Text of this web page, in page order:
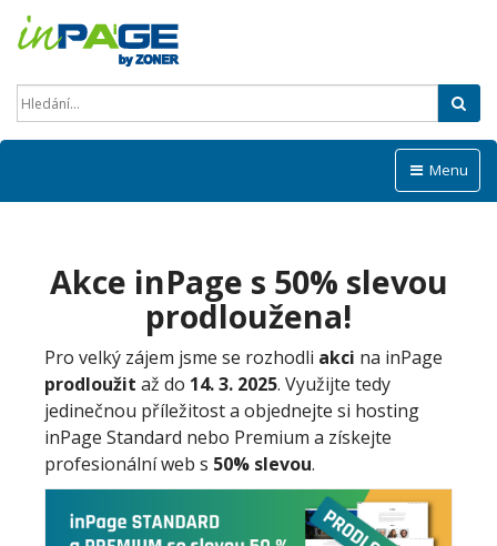
Menu
Akce inPage s 50% slevou
prodloužena!
Pro velký zájem jsme se rozhodli akci na inPage
prodloužit až do 14. 3. 2025. Využijte tedy
jedinečnou příležitost a objednejte si hosting
inPage Standard nebo Premium a získejte
profesionální web s 50% slevou.